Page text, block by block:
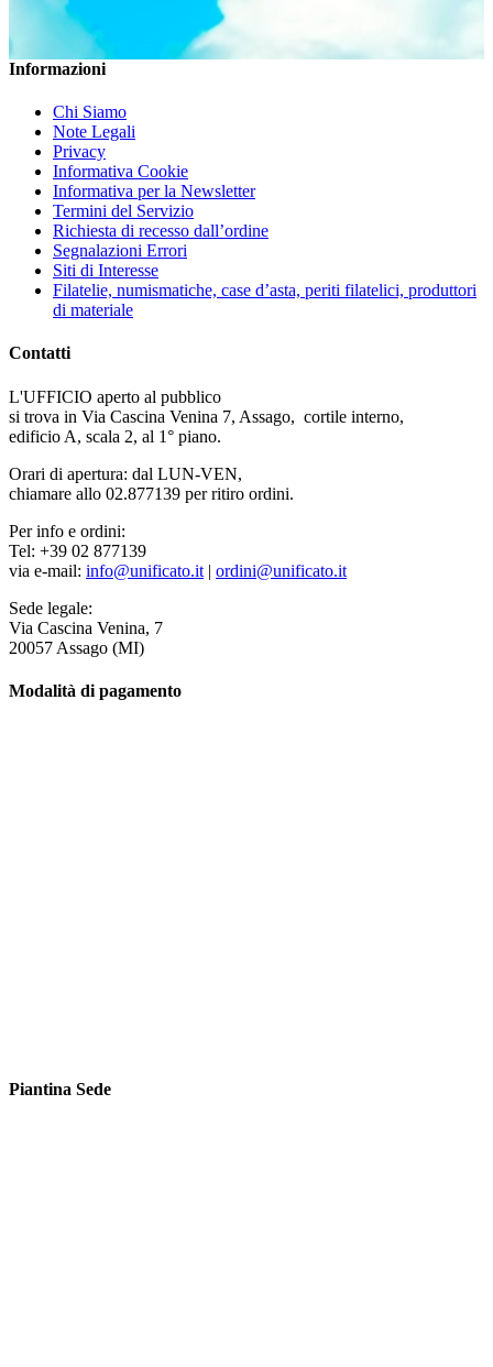
Informazioni
Chi Siamo
Note Legali
Privacy
Informativa Cookie
Informativa per la Newsletter
Termini del Servizio
Richiesta di recesso dall’ordine
Segnalazioni Errori
Siti di Interesse
Filatelie, numismatiche, case d’asta, periti filatelici, produttori
di materiale
Contatti
L'UFFICIO aperto al pubblico
si trova in Via Cascina Venina 7, Assago, cortile interno,
edificio A, scala 2, al 1° piano.
Orari di apertura: dal LUN-VEN,
chiamare allo 02.877139 per ritiro ordini.
Per info e ordini:
Tel: +39 02 877139
via e-mail: info@unificato.it | ordini@unificato.it
Sede legale:
Via Cascina Venina, 7
20057 Assago (MI)
Modalità di pagamento
Piantina Sede